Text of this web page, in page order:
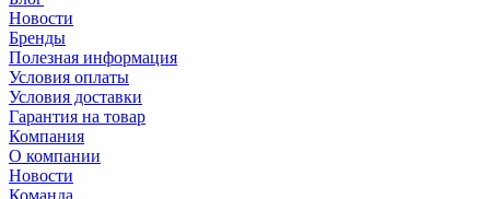
Новости
Бренды
Полезная информация
Условия оплаты
Условия доставки
Гарантия на товар
Компания
О компании
Новости
Команда